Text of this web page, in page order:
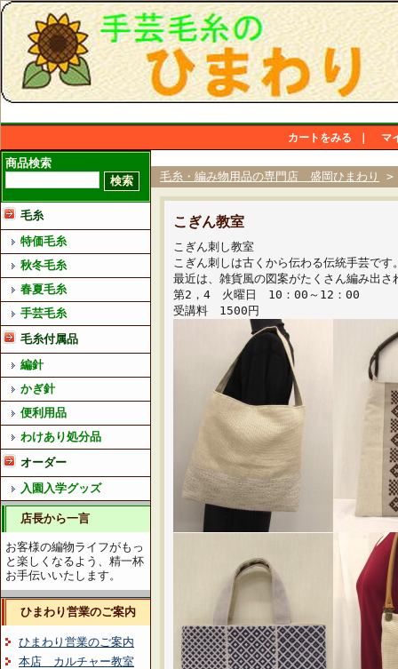
カートをみる マ
商品検索
毛糸
特価毛糸
秋冬毛糸
春夏毛糸
手芸毛糸
毛糸付属品
編針
かぎ針
便利用品
わけあり処分品
オーダー
入園入学グッズ
店長から一言
お客様の編物ライフがもっ
と楽しくなるよう、精一杯
お手伝いいたします。
ひまわり営業のご案内
ひまわり営業のご案内
本店 カルチャー教室
毛糸・編み物用品の専門店 盛岡ひまわり
こぎん教室
こぎん刺し教室
こぎん刺しは古くから伝わる伝統手芸です
最近は、雑貨風の図案がたくさん編み出
第2，4 火曜日 10：00～12：00
受講料 1500円